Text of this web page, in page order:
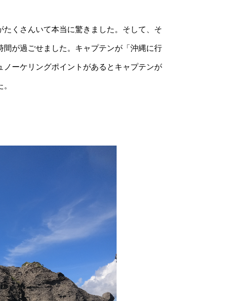
くさんいて本当に驚きました。そして、そ
が過ごせました。キャプテンが「沖縄に行
ーケリングポイントがあるとキャプテンが